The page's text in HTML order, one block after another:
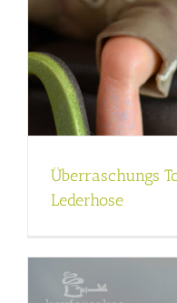
Überraschungs
Lederhose